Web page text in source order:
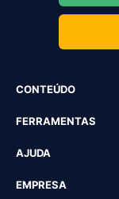
CONTEÚDO
FERRAMENTAS
AJUDA
EMPRESA